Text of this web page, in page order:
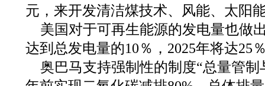
元，来开发清洁煤技术、风能、太阳
美国对于可再生能源的发电量也做
达到总发电量的10％，2025年将达25
奥巴马支持强制性的制度“总量管制